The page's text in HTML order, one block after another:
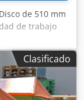
de 510 mm
de trabajo
profundidad
C-Mix-Ultra
de
HD
Clasificado